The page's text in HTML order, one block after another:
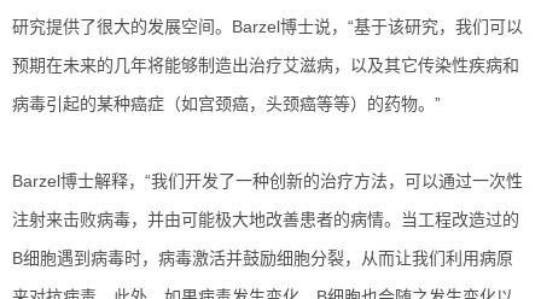
研究提供了很大的发展空间。Barzel博士说，“基于该研究，我们可以
预期在未来的几年将能够制造出治疗艾滋病，以及其它传染性疾病和
病毒引起的某种癌症（如宫颈癌，头颈癌等等）的药物。”
Barzel博士解释，“我们开发了一种创新的治疗方法，可以通过一次性
注射来击败病毒，并由可能极大地改善患者的病情。当工程改造过的
B细胞遇到病毒时，病毒激活并鼓励细胞分裂，从而让我们利用病原